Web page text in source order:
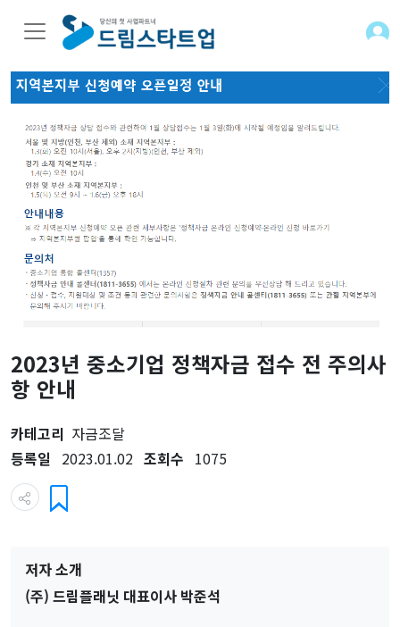
2023년 중소기업 정책자금 접수 전 주의사
항 안내
카테고리 자금조달
등록일
2023.01.02 조회수 1075
저자 소개
(주) 드림플래닛 대표이사 박준석